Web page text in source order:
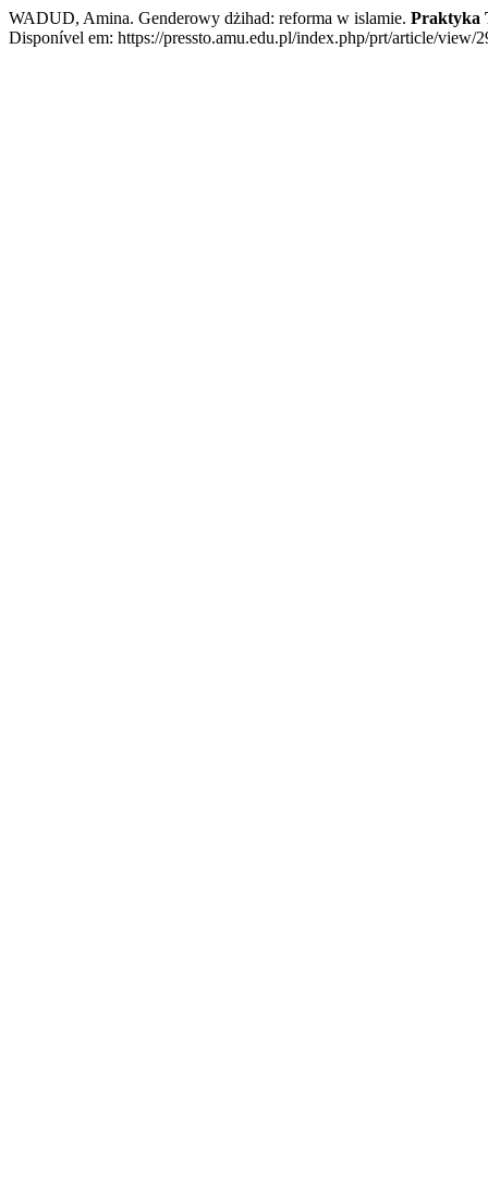
WADUD, Amina. Genderowy dżihad: reforma w islamie. Praktyka
Disponível em: https://pressto.amu.edu.pl/index.php/prt/article/view/